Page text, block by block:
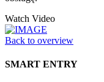
Watch Video
Back to overview
SMART ENTRY